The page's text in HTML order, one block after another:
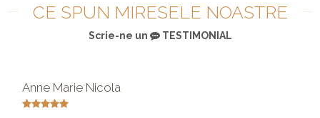
CE SPUN MIRESELE NOASTRE
Scrie-ne un TESTIMONIAL
Anne Marie Nicola